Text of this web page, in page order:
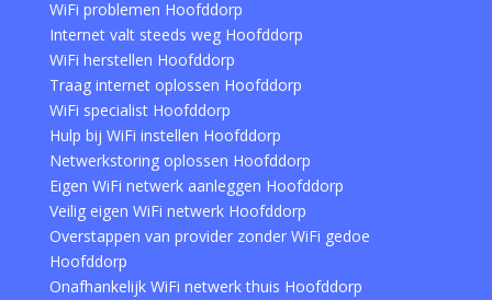
WiFi problemen Hoofddorp
Internet valt steeds weg Hoofddorp
WiFi herstellen Hoofddorp
Traag internet oplossen Hoofddorp
WiFi specialist Hoofddorp
Hulp bij WiFi instellen Hoofddorp
Netwerkstoring oplossen Hoofddorp
Eigen WiFi netwerk aanleggen Hoofddorp
Veilig eigen WiFi netwerk Hoofddorp
Overstappen van provider zonder WiFi gedoe
Hoofddorp
Onafhankelijk WiFi netwerk thuis Hoofddorp